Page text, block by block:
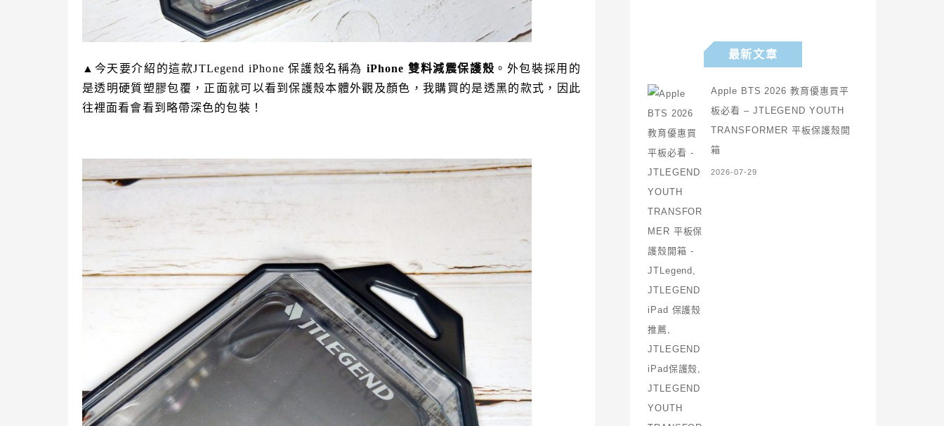
▲ 今天要介紹的這款JTLegend iPhone 保護殼名稱為 iPhone 雙料減震保護殼 。外包裝採用的
是透明硬質塑膠包覆，正面就可以看到保護殼本體外觀及顏色，我購買的是透黑的款式，因此
往裡面看會看到略帶深色的包裝！
最新文章
Apple BTS 2026 教育優惠買平
板必看 – JTLEGEND YOUTH
TRANSFORMER 平板保護殼開
箱
2026-07-29